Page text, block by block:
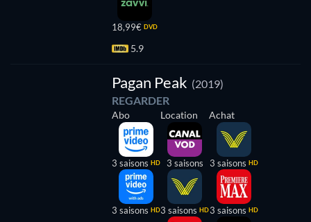
18,99€ DVD
5.9
Pagan Peak (2019)
REGARDER
Abo
3 saisons HD
3 saisons HD
Location
3 saisons
3 saisons HD
Achat
3 saisons HD
3 saisons HD